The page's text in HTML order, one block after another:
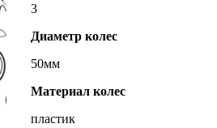
3
Диаметр колес
50мм
Материал колес
пластик